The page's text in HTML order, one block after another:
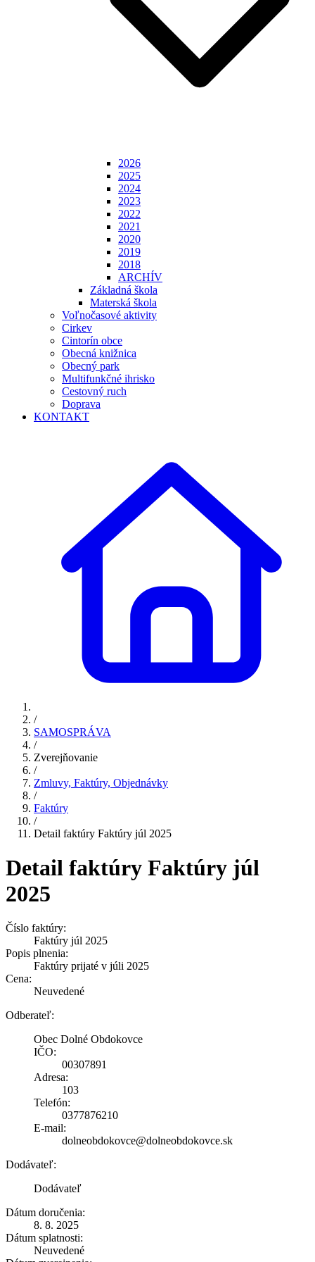
2026
2025
2024
2023
2022
2021
2020
2019
2018
ARCHÍV
Základná škola
Materská škola
Voľnočasové aktivity
Cirkev
Cintorín obce
Obecná knižnica
Obecný park
Multifunkčné ihrisko
Cestovný ruch
Doprava
KONTAKT
/
SAMOSPRÁVA
/
Zverejňovanie
/
Zmluvy, Faktúry, Objednávky
/
Faktúry
/
Detail faktúry Faktúry júl 2025
Detail faktúry Faktúry júl
2025
Číslo faktúry:
Faktúry júl 2025
Popis plnenia:
Faktúry prijaté v júli 2025
Cena:
Neuvedené
Odberateľ:
Obec Dolné Obdokovce
IČO:
00307891
Adresa:
103
Telefón:
0377876210
E-mail:
dolneobdokovce@dolneobdokovce.sk
Dodávateľ:
Dodávateľ
Dátum doručenia:
8. 8. 2025
Dátum splatnosti:
Neuvedené